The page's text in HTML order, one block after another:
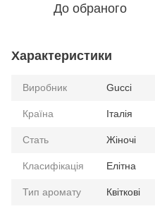
До обраного
Характеристики
Виробник Gucci
Країна Італія
Стать Жіночі
Класифікація Елітна
Тип аромату Квіткові